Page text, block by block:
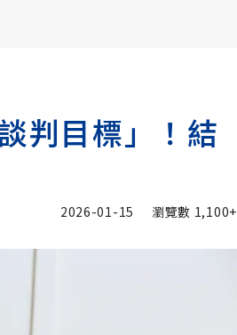
判目標」！結
2026-01-15 瀏覽數 1,100+